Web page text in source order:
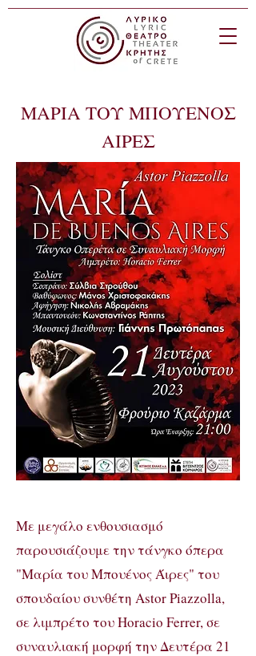
ΜΑΡΙΑ ΤΟΥ ΜΠΟΥΕΝΟΣ
ΑΙΡΕΣ
Με μεγάλο ενθουσιασμό
παρουσιάζουμε την τάνγκο όπερα
"Μαρία του Μπουένος Άιρες" του
σπουδαίου συνθέτη Astor Piazzolla,
σε λιμπρέτο του Horacio Ferrer, σε
συναυλιακή μορφή την Δευτέρα 21